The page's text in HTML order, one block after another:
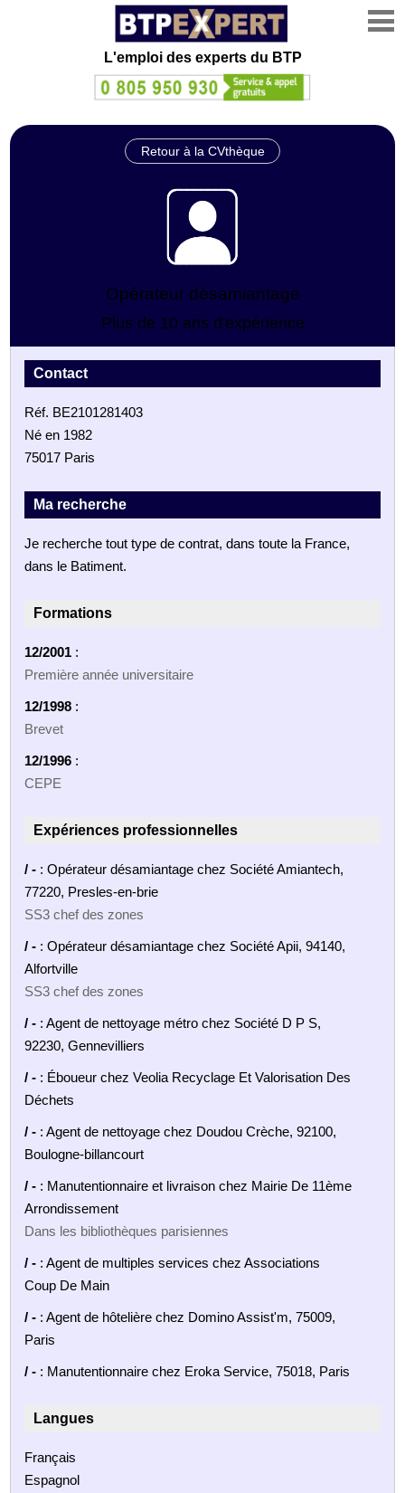
L'emploi des experts du BTP
Retour à la CVthèque
Opérateur désamiantage
Plus de 10 ans d'expérience
Contact
Réf. BE2101281403
Né en 1982
75017 Paris
Ma recherche
Je recherche tout type de contrat, dans toute la France,
dans le Batiment.
Formations
12/2001 :
Première année universitaire
12/1998 :
Brevet
12/1996 :
CEPE
Expériences professionnelles
/ - : Opérateur désamiantage chez Société Amiantech,
77220, Presles-en-brie
SS3 chef des zones
/ - : Opérateur désamiantage chez Société Apii, 94140,
Alfortville
SS3 chef des zones
/ - : Agent de nettoyage métro chez Société D P S,
92230, Gennevilliers
/ - : Éboueur chez Veolia Recyclage Et Valorisation Des
Déchets
/ - : Agent de nettoyage chez Doudou Crèche, 92100,
Boulogne-billancourt
/ - : Manutentionnaire et livraison chez Mairie De 11ème
Arrondissement
Dans les bibliothèques parisiennes
/ - : Agent de multiples services chez Associations
Coup De Main
/ - : Agent de hôtelière chez Domino Assist'm, 75009,
Paris
/ - : Manutentionnaire chez Eroka Service, 75018, Paris
Langues
Français
Espagnol